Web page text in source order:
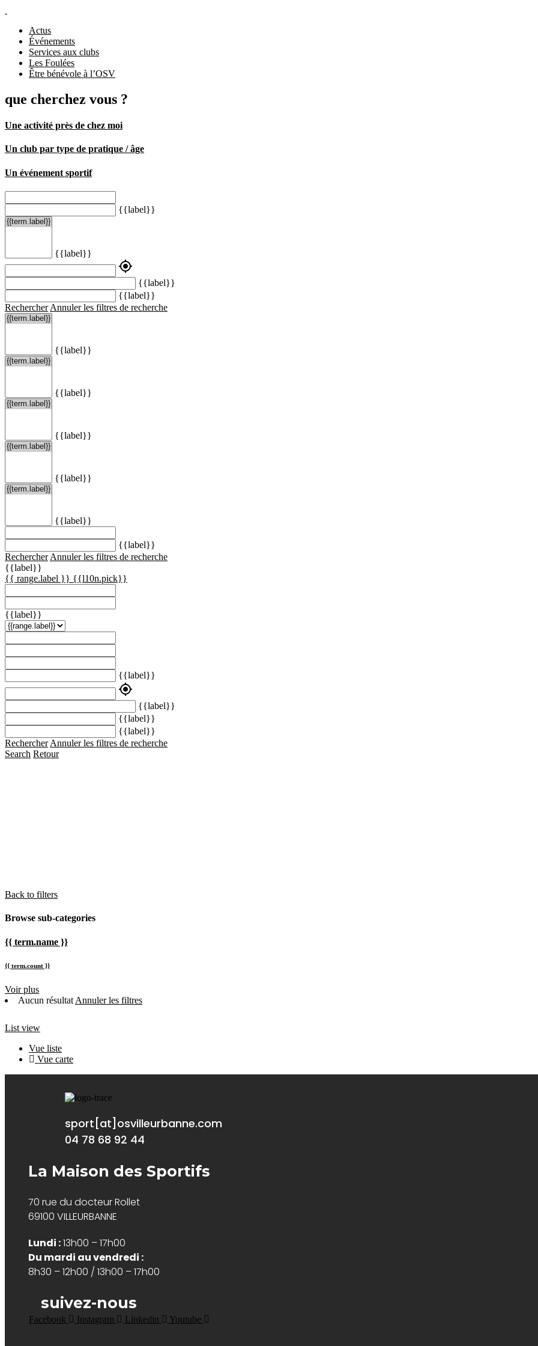
Actus
Événements
Services aux clubs
Les Foulées
Être bénévole à l’OSV
que cherchez vous ?
Une activité près de chez moi
Un club par type de pratique / âge
Un événement sportif
{{label}}
{{label}}
my_location
{{label}}
{{label}}
Rechercher Annuler les filtres de recherche
{{label}}
{{label}}
{{label}}
{{label}}
{{label}}
{{label}}
Rechercher Annuler les filtres de recherche
{{label}}
{{ range.label }} {{l10n.pick}}
{{label}}
{{label}}
my_location
{{label}}
{{label}}
{{label}}
Rechercher Annuler les filtres de recherche
Search Retour
Back to filters
Browse sub-categories
{{ term.name }}
{{ term.count }}
Voir plus
Aucun résultatAnnuler les filtres
List view
Vue liste
Vue carte
sport[at]osvilleurbanne.com
04 78 68 92 44
La Maison des Sportifs
70 rue du docteur Rollet
69100 VILLEURBANNE
Lundi :13h00 – 17h00
Du mardi au vendredi :
8h30 – 12h00 / 13h00 – 17h00
suivez-nous
Facebook Instagram Linkedin Youtube